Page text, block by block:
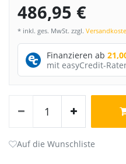
486,95 €
* inkl. ges. MwSt. zzgl.
Finanzieren ab
mit easyCredit-